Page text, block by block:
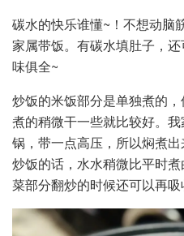
碳水的快乐谁懂~！不想动脑
家属带饭。有碳水填肚子，
味俱全~
炒饭的米饭部分是单独煮的
煮的稍微干一些就比较好。
锅，带一点高压，所以焖煮
炒饭的话，水水稍微比平时
菜部分翻炒的时候还可以再